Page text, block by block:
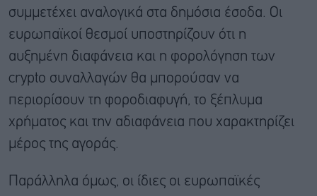
συμμετέχει αναλογικά στα δημόσια έσοδα. Οι
ευρωπαϊκοί θεσμοί υποστηρίζουν ότι η
αυξημένη διαφάνεια και η φορολόγηση των
crypto συναλλαγών θα μπορούσαν να
περιορίσουν τη φοροδιαφυγή, το ξέπλυμα
χρήματος και την αδιαφάνεια που χαρακτηρίζει
μέρος της αγοράς.
Παράλληλα όμως, οι ίδιες οι ευρωπαϊκές